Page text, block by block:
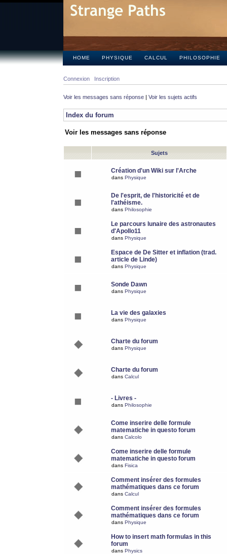
HOME PHYSIQUE CALCUL PHILOSOPHIE
Connexion Inscription
Voir les messages sans réponse | Voir les sujets actifs
Index du forum
Voir les messages sans réponse
Sujets
Création d'un Wiki sur l'Arche
dans Physique
De l'esprit, de l'historicité et de
l'athéisme.
dans Philosophie
Le parcours lunaire des astronautes
d'Apollo11
dans Physique
Espace de De Sitter et inflation (trad.
article de Linde)
dans Physique
Sonde Dawn
dans Physique
La vie des galaxies
dans Physique
Charte du forum
dans Physique
Charte du forum
dans Calcul
- Livres -
dans Philosophie
Come inserire delle formule
matematiche in questo forum
dans Calcolo
Come inserire delle formule
matematiche in questo forum
dans Fisica
Comment insérer des formules
mathématiques dans ce forum
dans Calcul
Comment insérer des formules
mathématiques dans ce forum
dans Physique
How to insert math formulas in this
forum
dans Physics